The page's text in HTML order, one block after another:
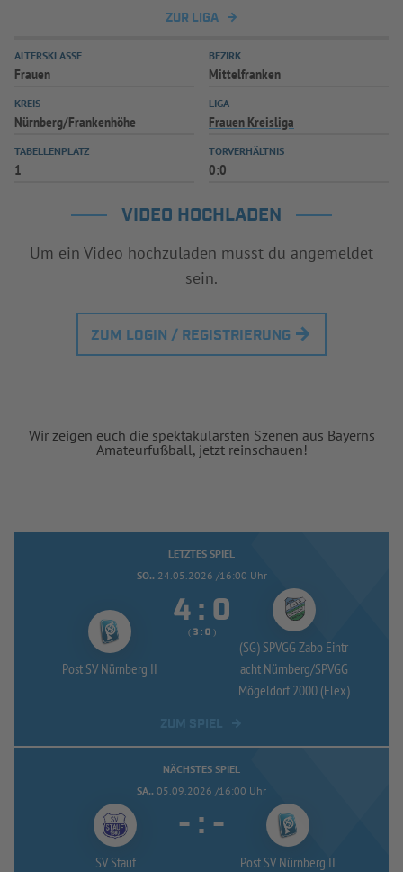
ZUR LIGA
ALTERSKLASSE
Frauen
BEZIRK
Mittelfranken
KREIS
Nürnberg/Frankenhöhe
LIGA
Frauen Kreisliga
TABELLENPLATZ
1
TORVERHÄLTNIS
0:0
VIDEO HOCHLADEN
Um ein Video hochzuladen musst du angemeldet
sein.
ZUM LOGIN / REGISTRIERUNG
Wir zeigen euch die spektakulärsten Szenen aus Bayerns
Amateurfußball, jetzt reinschauen!
LETZTES SPIEL
SO.. 24.05.2026 /16:00 Uhr
Post SV Nürnberg II
 : 
(  :  )
(SG) SPVGG Zabo Eintr
acht Nürnberg/SPVGG
Mögeldorf 2000 (Flex)
NÄCHSTES SPIEL
SA.. 05.09.2026 /16:00 Uhr
SV Stauf
- : -
Post SV Nürnberg II